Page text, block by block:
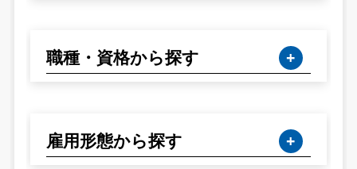
職種・資格から探す
雇用形態から探す